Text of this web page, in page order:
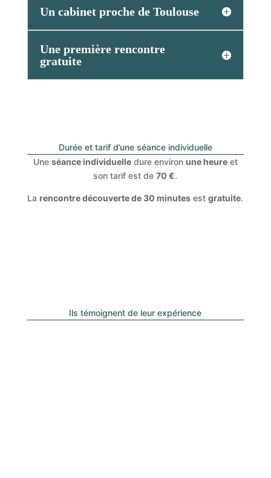
Un cabinet proche de Toulouse
Une première rencontre
gratuite
Durée et tarif d’une séance individuelle
Une séance individuelledure environ une heureet
son tarif est de70 €.
Larencontre découverte de 30 minutes estgratuite.
Ils témoignent de leur expérience